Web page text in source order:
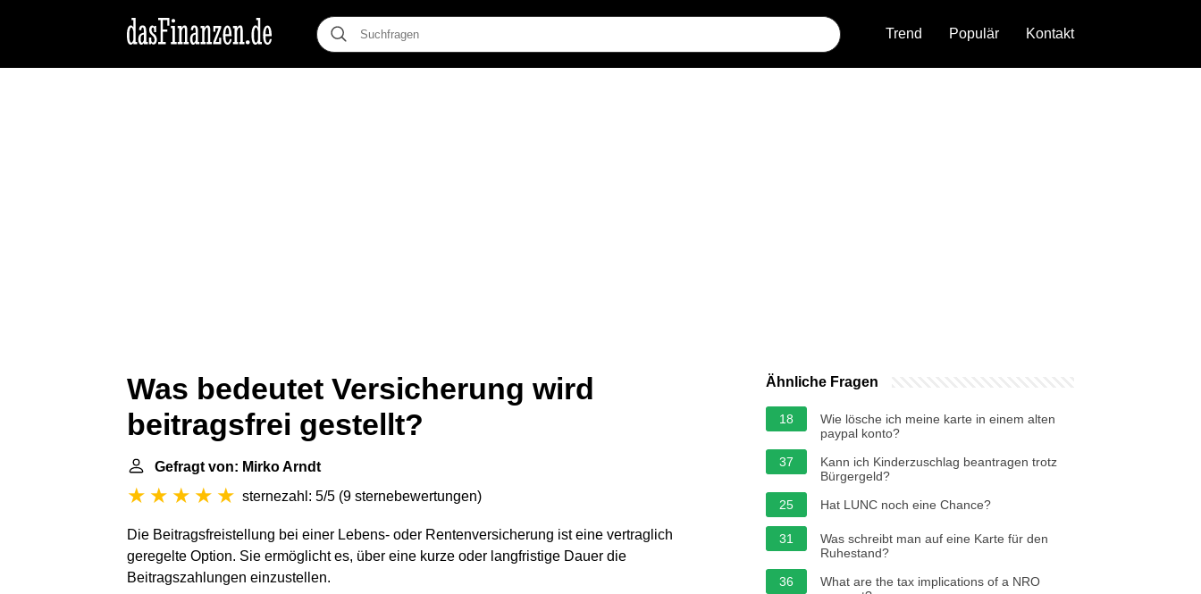
Trend Populär Kontakt
Was bedeutet Versicherung wird
beitragsfrei gestellt?
Gefragt von: Mirko Arndt
sternezahl: 5/5 (9 sternebewertungen)
Die Beitragsfreistellung bei einer Lebens- oder Rentenversicherung ist eine vertraglich
geregelte Option. Sie ermöglicht es, über eine kurze oder langfristige Dauer die
Beitragszahlungen einzustellen.
Ähnliche Fragen
18
Wie lösche ich meine karte in einem alten
paypal konto?
37
Kann ich Kinderzuschlag beantragen trotz
Bürgergeld?
25
Hat LUNC noch eine Chance?
31
Was schreibt man auf eine Karte für den
Ruhestand?
36
What are the tax implications of a NRO